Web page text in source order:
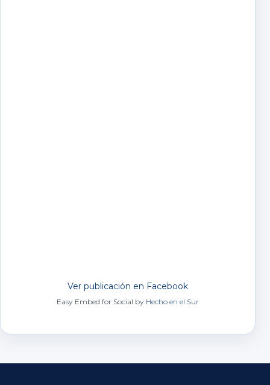
Ver publicación en Facebook
Easy Embed for Social by Hecho en el Sur